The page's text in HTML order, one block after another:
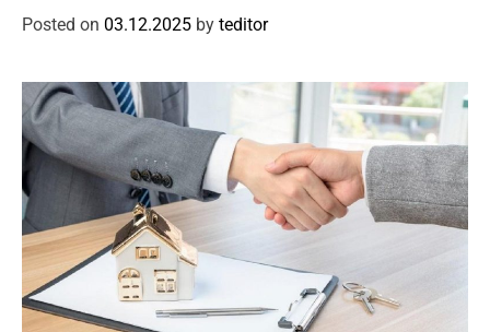
g
e
s
Posted on 03.12.2025 by teditor